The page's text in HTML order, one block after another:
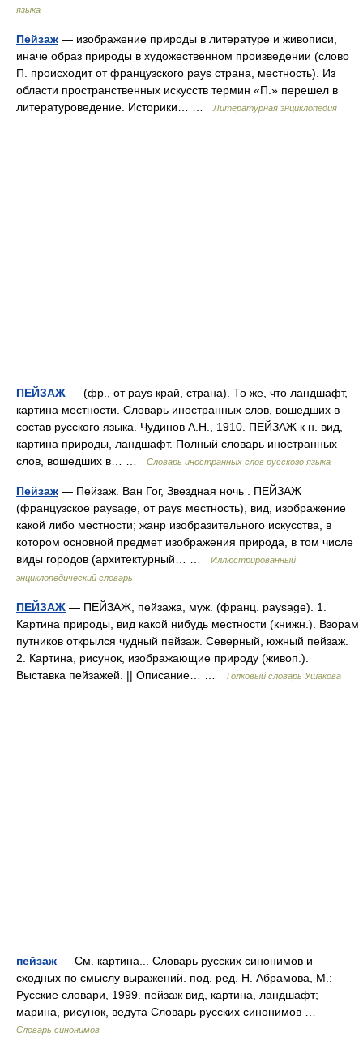
языка
Пейзаж — изображение природы в литературе и живописи,
иначе образ природы в художественном произведении (слово
П. происходит от французского pays страна, местность). Из
области пространственных искусств термин «П.» перешел в
литературоведение. Историки… …Литературная энциклопедия
ПЕЙЗАЖ — (фр., от pays край, страна). То же, что ландшафт,
картина местности. Словарь иностранных слов, вошедших в
состав русского языка. Чудинов А.Н., 1910. ПЕЙЗАЖ к н. вид,
картина природы, ландшафт. Полный словарь иностранных
слов, вошедших в… …
Словарь иностранных слов русского языка
Пейзаж — Пейзаж. Ван Гог, Звездная ночь . ПЕЙЗАЖ
(французское paysage, от pays местность), вид, изображение
какой либо местности; жанр изобразительного искусства, в
котором основной предмет изображения природа, в том числе
виды городов (архитектурный… …
Иллюстрированный
энциклопедический словарь
ПЕЙЗАЖ — ПЕЙЗАЖ, пейзажа, муж. (франц. paysage). 1.
Картина природы, вид какой нибудь местности (книжн.). Взорам
путников открылся чудный пейзаж. Северный, южный пейзаж.
2. Картина, рисунок, изображающие природу (живоп.).
Выставка пейзажей. || Описание… …
Толковый словарь Ушакова
пейзаж — См. картина... Словарь русских синонимов и
сходных по смыслу выражений. под. ред. Н. Абрамова, М.:
Русские словари, 1999. пейзаж вид, картина, ландшафт;
марина, рисунок, ведута Словарь русских синонимов …
Словарь синонимов